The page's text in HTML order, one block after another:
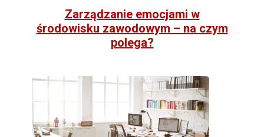
Zarządzanie emocjami w
środowisku zawodowym – na czym
polega?